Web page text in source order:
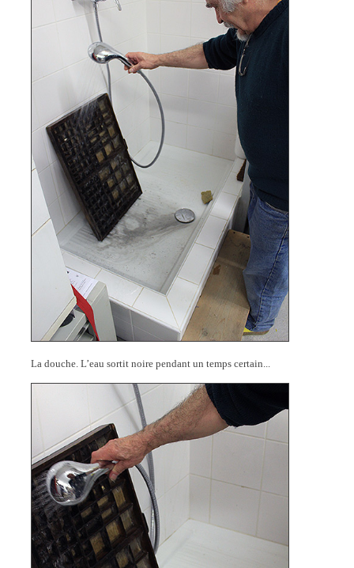
La douche. L’eau sortit noire pendant un temps certain...